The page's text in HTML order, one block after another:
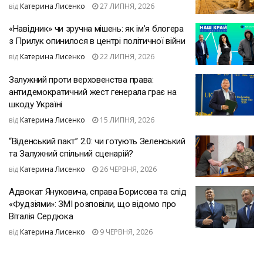
від Катерина Лисенко 27 ЛИПНЯ, 2026
«Навідник» чи зручна мішень: як ім’я блогера
з Прилук опинилося в центрі політичної війни
від Катерина Лисенко 22 ЛИПНЯ, 2026
Залужний проти верховенства права:
антидемократичний жест генерала грає на
шкоду Україні
від Катерина Лисенко 15 ЛИПНЯ, 2026
“Віденський пакт” 2.0: чи готують Зеленський
та Залужний спільний сценарій?
від Катерина Лисенко 26 ЧЕРВНЯ, 2026
Адвокат Януковича, справа Борисова та слід
«Фудзіями»: ЗМІ розповіли, що відомо про
Віталія Сердюка
від Катерина Лисенко 9 ЧЕРВНЯ, 2026